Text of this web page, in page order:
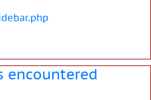
encountered